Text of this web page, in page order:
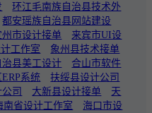
环江毛南族自治县技术外
都安瑶族自治县网站建设
州市设计接单
来宾市UI设
工作室
象州县技术接单
县美工设计
合山市软件
系统
扶绥县设计公司
司 大新县设计接单
天
南省设计工作室
海口市设